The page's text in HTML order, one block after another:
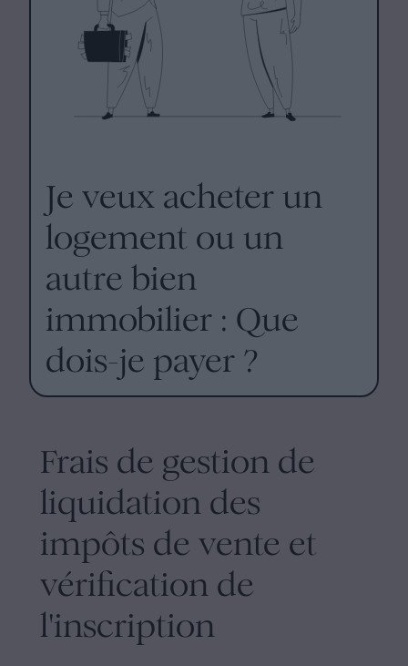
Je veux acheter un
logement ou un
autre bien
immobilier : Que
dois-je payer ?
Frais de gestion de
liquidation des
impôts de vente et
vérification de
l'inscription